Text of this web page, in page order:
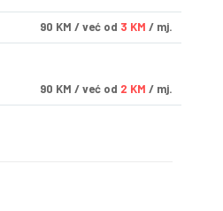
90 KM / već od 3 KM / mj.
90 KM / već od 2 KM / mj.